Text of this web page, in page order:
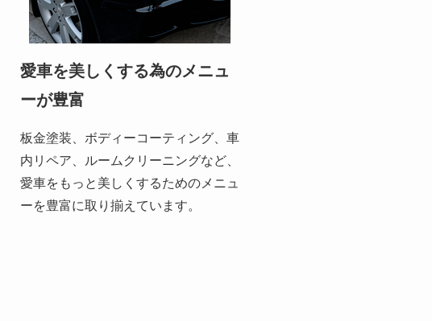
愛車を美しくする為のメニュ
ーが豊富
板金塗装、ボディーコーティング、車
内リペア、ルームクリーニングなど、
愛車をもっと美しくするためのメニュ
ーを豊富に取り揃えています。